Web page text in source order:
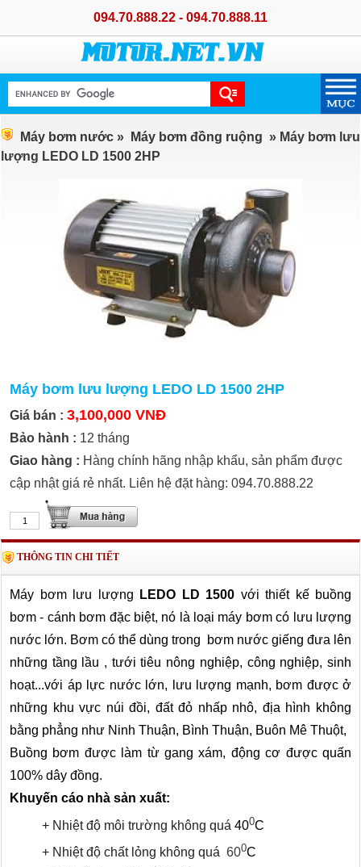
094.70.888.22 - 094.70.888.11
Máy bơm nước » Máy bơm đồng ruộng » Máy bơm lưu
lượng LEDO LD 1500 2HP
Máy bơm lưu lượng LEDO LD 1500 2HP
Giá bán : 3,100,000 VNĐ
Bảo hành : 12 tháng
Giao hàng : Hàng chính hãng nhập khẩu, sản phẩm được
cập nhật giá rẻ nhất. Liên hệ đặt hàng: 094.70.888.22
THÔNG TIN CHI TIẾT
Máy bơm lưu lượng LEDO LD 1500 với thiết kế buồng
bơm - cánh bơm đặc biệt, nó là loại máy bơm có lưu lượng
nước lớn. Bơm có thể dùng trong bơm nước giếng đưa lên
những tầng lầu , tưới tiêu nông nghiệp, công nghiệp, sinh
hoạt...với áp lực nước lớn, lưu lượng mạnh, bơm được ở
những khu vực núi đồi, đất đỏ nhấp nhô, địa hình không
bằng phẳng như Ninh Thuận, Bình Thuận, Buôn Mê Thuột,
Buồng bơm được làm từ gang xám, động cơ được quấn
100% dây đồng.
Khuyến cáo nhà sản xuất:
+ Nhiệt độ môi trường không quá 400C
+ Nhiệt độ chất lỏng không quá 600C